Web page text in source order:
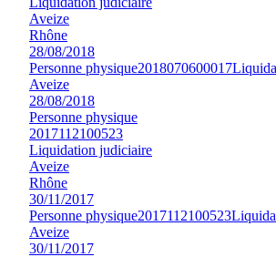
Aveize
Rhône
28/08/2018
Personne physique2018070600017
Aveize
28/08/2018
Personne physique
2017112100523
Liquidation judiciaire
Aveize
Rhône
30/11/2017
Personne physique2017112100523
Aveize
30/11/2017